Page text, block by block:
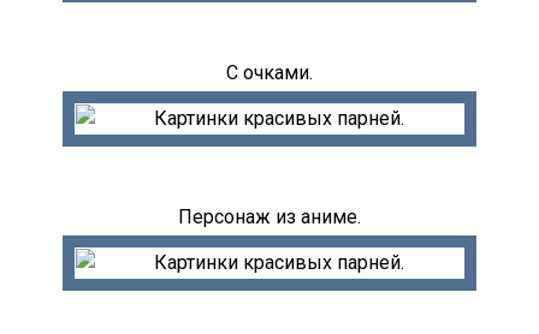
С очками.
Персонаж из аниме.